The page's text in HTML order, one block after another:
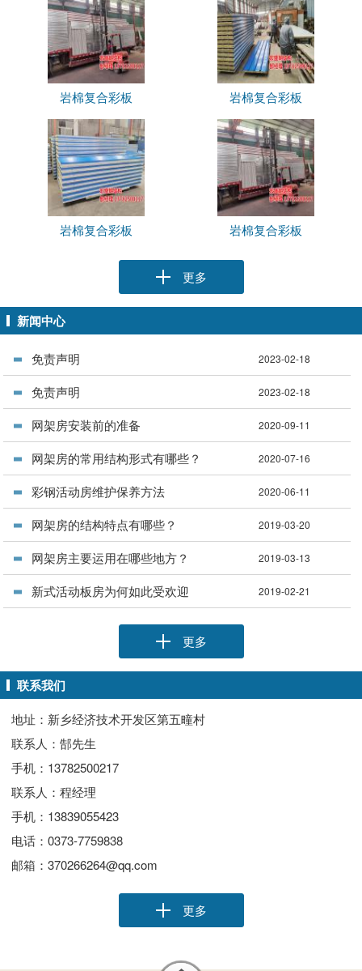
岩棉复合彩板 岩棉复合彩板
岩棉复合彩板 岩棉复合彩板
更多
新闻中心
免责声明 2023-02-18
免责声明 2023-02-18
网架房安装前的准备 2020-09-11
网架房的常用结构形式有哪些？ 2020-07-16
彩钢活动房维护保养方法 2020-06-11
网架房的结构特点有哪些？ 2019-03-20
网架房主要运用在哪些地方？ 2019-03-13
新式活动板房为何如此受欢迎 2019-02-21
更多
联系我们
地址：新乡经济技术开发区第五疃村
联系人：郜先生
手机：13782500217
联系人：程经理
手机：13839055423
电话：0373-7759838
邮箱：370266264@qq.com
更多